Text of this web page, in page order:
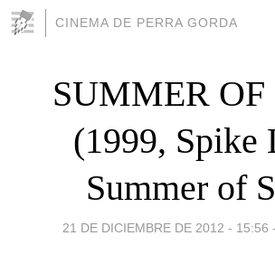
CINEMA DE PERRA GORDA
SUMMER
(1999, Spike
Summer of
21 DE DICIEMBRE DE 2012 - 15:56 -